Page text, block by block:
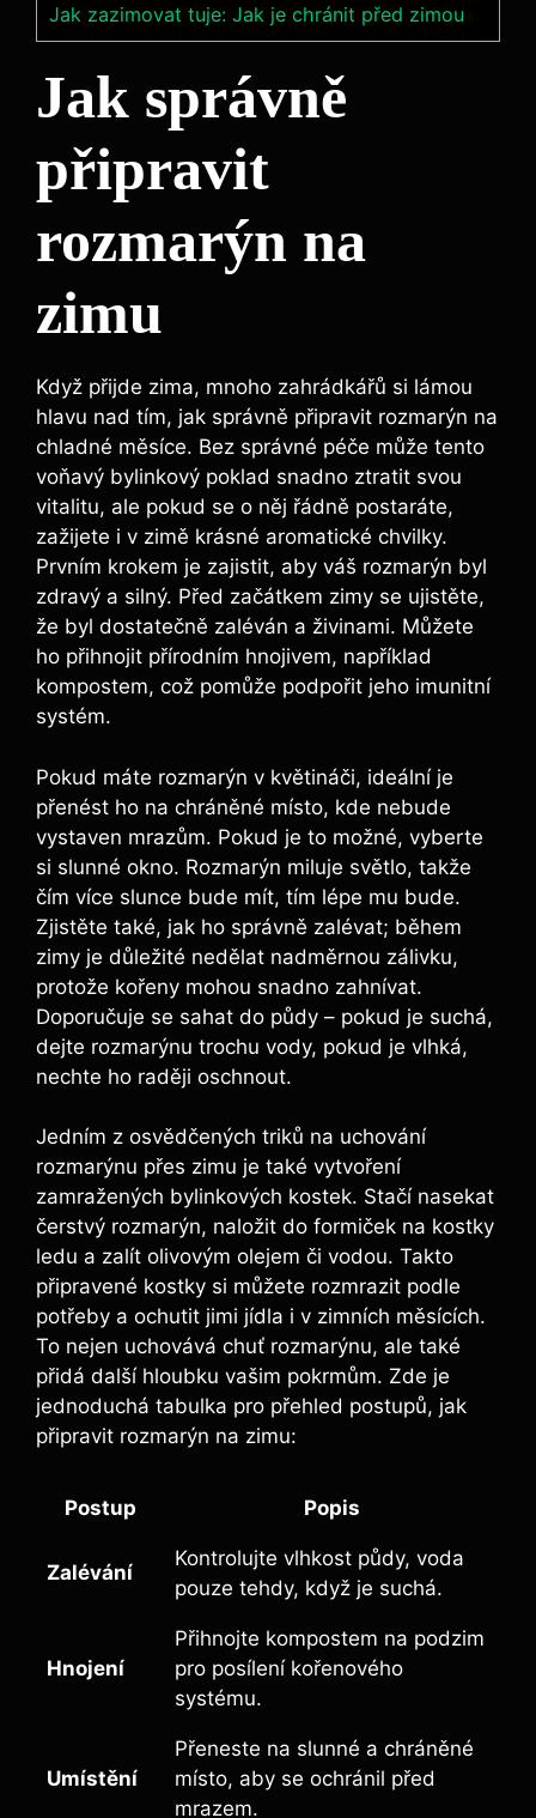
Jak zazimovat tuje: Jak je chránit před zimou
Jak správně
připravit
rozmarýn na
zimu
Když přijde zima, mnoho zahrádkářů si lámou
hlavu nad tím, jak správně připravit rozmarýn na
chladné měsíce. Bez správné péče může tento
voňavý bylinkový poklad snadno ztratit svou
vitalitu, ale pokud se o něj řádně postaráte,
zažijete i v zimě krásné aromatické chvilky.
Prvním krokem je zajistit, aby váš rozmarýn byl
zdravý a silný. Před začátkem zimy se ujistěte,
že byl dostatečně zaléván a živinami. Můžete
ho přihnojit přírodním hnojivem, například
kompostem, což pomůže podpořit jeho imunitní
systém.
Pokud máte rozmarýn v květináči, ideální je
přenést ho na chráněné místo, kde nebude
vystaven mrazům. Pokud je to možné, vyberte
si slunné okno. Rozmarýn miluje světlo, takže
čím více slunce bude mít, tím lépe mu bude.
Zjistěte také, jak ho správně zalévat; během
zimy je důležité nedělat nadměrnou zálivku,
protože kořeny mohou snadno zahnívat.
Doporučuje se sahat do půdy – pokud je suchá,
dejte rozmarýnu trochu vody, pokud je vlhká,
nechte ho raději oschnout.
Jedním z osvědčených triků na uchování
rozmarýnu přes zimu je také vytvoření
zamražených bylinkových kostek. Stačí nasekat
čerstvý rozmarýn, naložit do formiček na kostky
ledu a zalít olivovým olejem či vodou. Takto
připravené kostky si můžete rozmrazit podle
potřeby a ochutit jimi jídla i v zimních měsících.
To nejen uchovává chuť rozmarýnu, ale také
přidá další hloubku vašim pokrmům. Zde je
jednoduchá tabulka pro přehled postupů, jak
připravit rozmarýn na zimu:
Postup Popis
Zalévání
Kontrolujte vlhkost půdy, voda
pouze tehdy, když je suchá.
Hnojení
Přihnojte kompostem na podzim
pro posílení kořenového
systému.
Umístění
Přeneste na slunné a chráněné
místo, aby se ochránil před
mrazem.